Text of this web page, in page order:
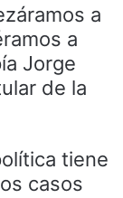
a
a
Jorge
de la
tiene
casos